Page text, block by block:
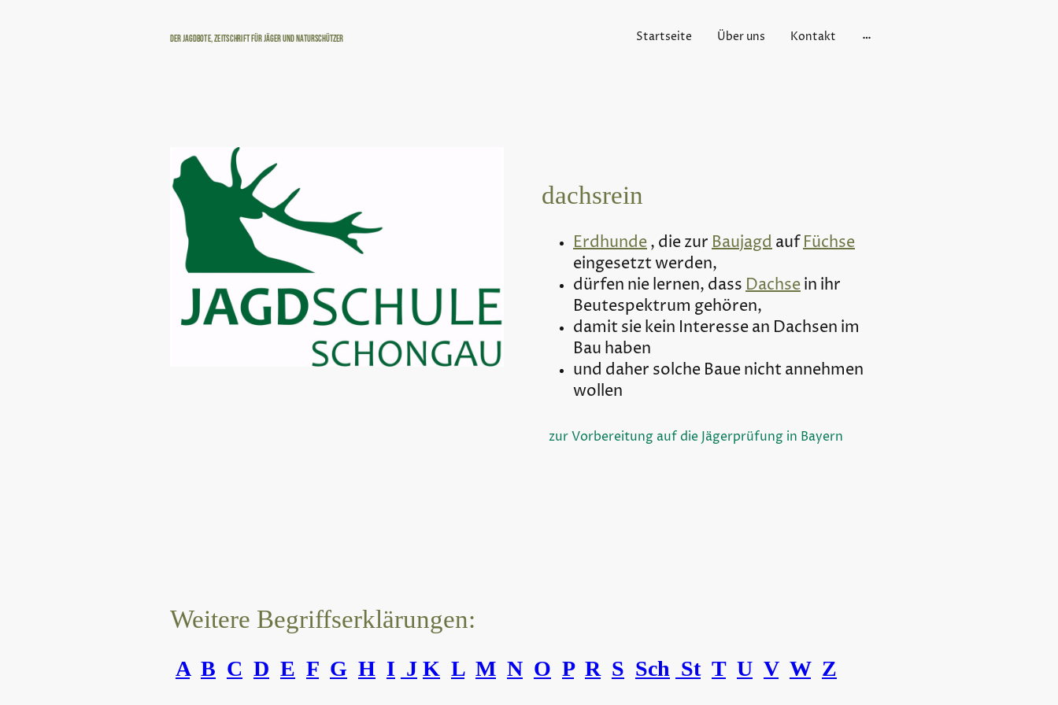
Der Jagdbote, Zeitschrift für Jäger und Naturschützer Startseite Über uns Kontakt
dachsrein
Erdhunde, die zurBaujagdaufFüchse
eingesetzt werden,
dürfen nie lernen, dassDachsein ihr
Beutespektrum gehören,
damit sie kein Interesse an Dachsen im
Bau haben
und daher solche Baue nicht annehmen
wollen
zur Vorbereitung auf die Jägerprüfung in Bayern
Weitere Begriffserklärungen:
A B C D E F G H I J K L M N O P R S Sch St T U V W Z